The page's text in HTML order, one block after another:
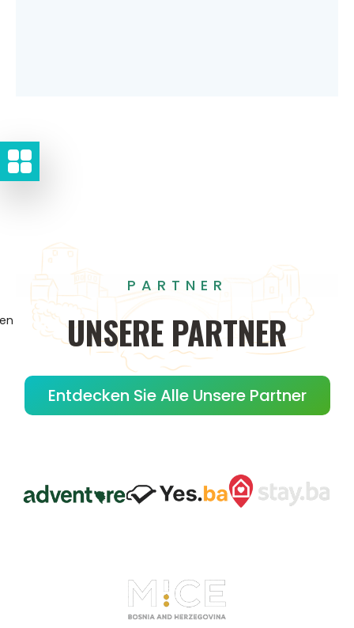
PARTNER
UNSERE PARTNER
Entdecken Sie Alle Unsere Partner